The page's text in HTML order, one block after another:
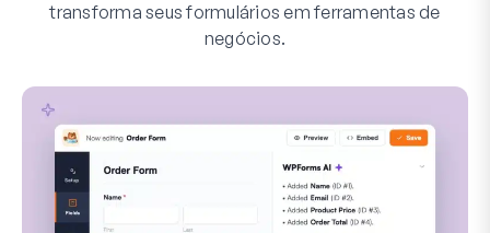
transforma seus formulários em ferramentas de
negócios.